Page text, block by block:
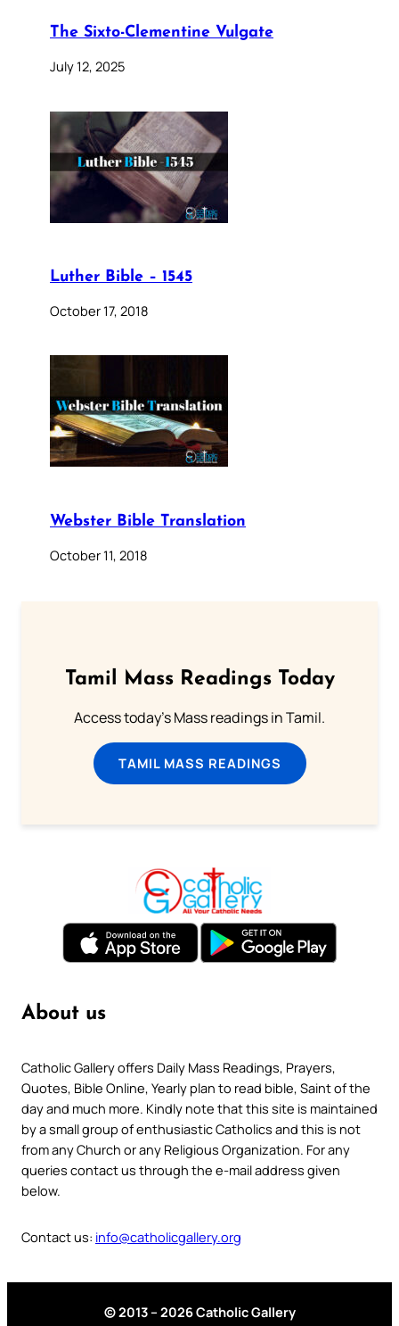
The Sixto-Clementine Vulgate
July 12, 2025
Luther Bible – 1545
October 17, 2018
Webster Bible Translation
October 11, 2018
Tamil Mass Readings Today
Access today's Mass readings in Tamil.
TAMIL MASS READINGS
About us
Catholic Gallery offers Daily Mass Readings, Prayers,
Quotes, Bible Online, Yearly plan to read bible, Saint of the
day and much more. Kindly note that this site is maintained
by a small group of enthusiastic Catholics and this is not
from any Church or any Religious Organization. For any
queries contact us through the e-mail address given
below.
Contact us: info@catholicgallery.org
© 2013 – 2026 Catholic Gallery